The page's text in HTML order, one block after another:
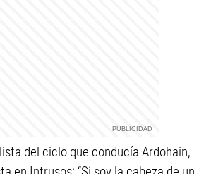
del ciclo que conducía Ardohain,